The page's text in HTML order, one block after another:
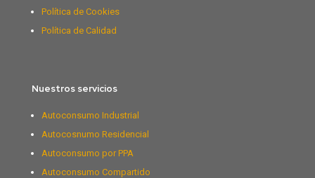
Política de Cookies
Política de Calidad
Nuestros servicios
Autoconsumo Industrial
Autocosnumo Residencial
Autoconsumo por PPA
Autoconsumo Compartido